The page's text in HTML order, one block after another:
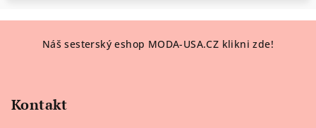
Náš sesterský eshop MODA-USA.CZ klikni zde!
Kontakt